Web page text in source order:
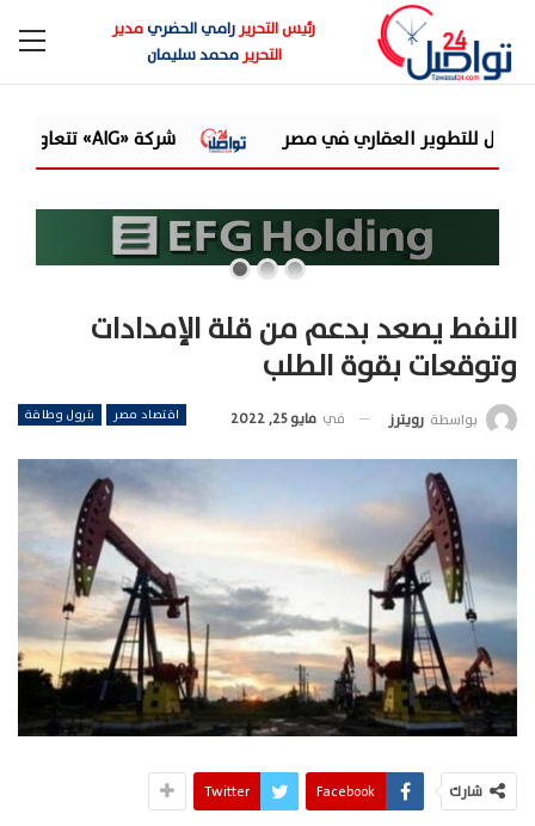
رئيس التحريررامي الحضريمدير
التحريرمحمد سليمان
شركة «AIG» تتعاون مع «CSCEC الصينية» بمشروع «AI Tower» بأعلى المعايير العالمية
النفط يصعد بدعم من قلة الإمدادات
وتوقعات بقوة الطلب
اقتصاد مصر بترول وطاقة بواسطة رويترز في مايو 25, 2022
شارك Facebook
Twitter